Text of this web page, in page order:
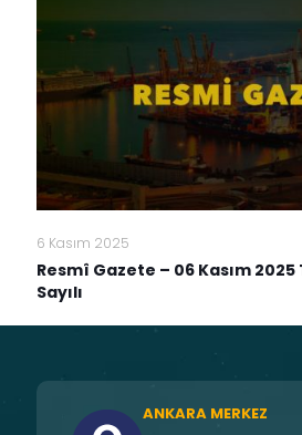
6 Kasım 2025
Resmî Gazete – 06 Kasım
Sayılı
ANKARA MERKEZ